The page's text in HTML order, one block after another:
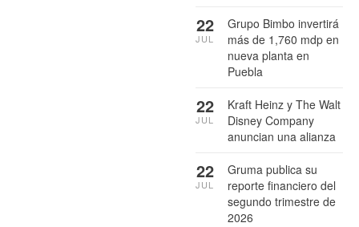
Grupo Bimbo invertirá
más de 1,760 mdp en
nueva planta en
Puebla
22
JUL
Kraft Heinz y The Walt
Disney Company
anuncian una alianza
22
JUL
Gruma publica su
reporte financiero del
segundo trimestre de
2026
22
JUL